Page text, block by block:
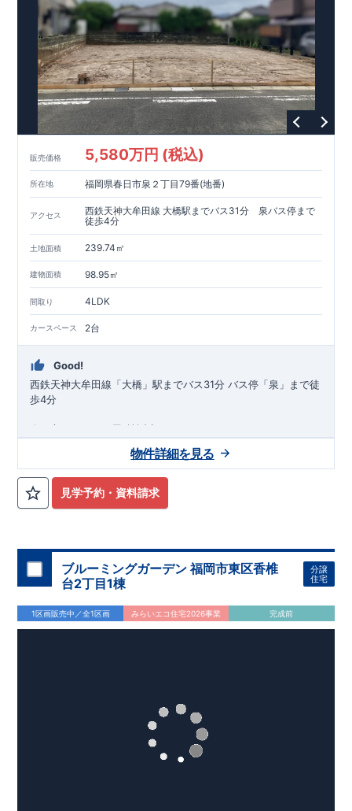
販売価格 5,580万円 (税込)
所在地 福岡県春日市泉２丁目79番(地番)
アクセス
西鉄天神大牟田線 大橋駅までバス31分 泉バス停まで
徒歩4分
土地面積 239.74㎡
建物面積 98.95㎡
間取り 4LDK
カースペース 2台
Good!
西鉄天神大牟田線 「大橋」駅までバス31分 ​バス停「泉」まで徒
歩4分
​春日市エリアに平屋1棟誕生！
物件のおすすめポイント★★★
​ ​みらいエコ住宅 2026事業、対象物件！！
お問合せください。
こだわりの設備仕様
・キッチンには便利な床下収納
・リビングには全体が見渡せる
対面キッチン
・お風呂場には 浴室暖房換気乾燥機完備
・24時間換気で快適な住まい環境
周辺環境
【買い物施設】 ・​ダイキョーバリュー弥永店…約600 m（徒歩
・ルミエール春日店…約700 m（徒歩10分）
見学予約・資料請求
物件詳細を見る
ブルーミングガーデン 福岡市東区香椎
台2丁目1棟
分譲
住宅
1区画販売中／全1区画 みらいエコ住宅2026事業 完成前